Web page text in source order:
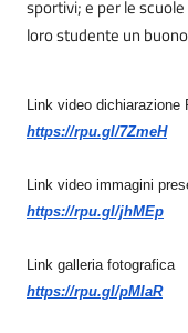
sportivi; e per le
loro studente un
Link video dichiarazione
https://rpu.gl/7ZmeH
Link video immagini
https://rpu.gl/jhMEp
Link galleria fotografica
https://rpu.gl/pMIaR